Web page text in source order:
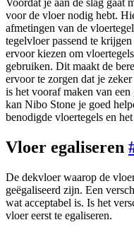
Voordat je aan de slag gaat
voor de vloer nodig hebt.
afmetingen van de
tegelvloer passend te
ervoor kiezen om
gebruiken. Dit maakt de
ervoor te zorgen dat je
is het vooraf maken van
kan Nibo Stone je goed
benodigde vloertegels en
Vloer egaliseren
De dekvloer waarop de
geëgaliseerd zijn. Een
wat acceptabel is. Is het
vloer eerst te egaliseren.